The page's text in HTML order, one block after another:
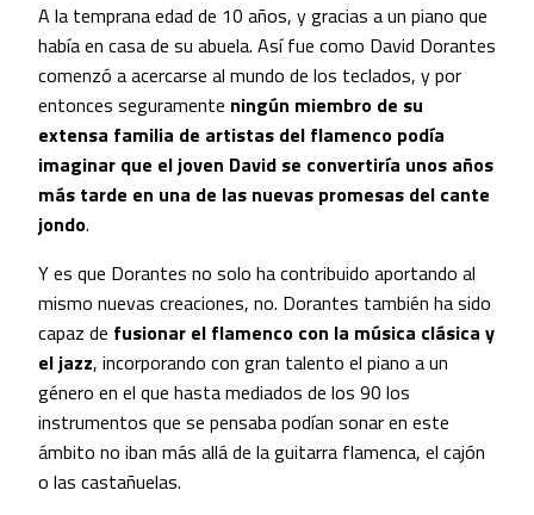
A la temprana edad de 10 años, y gracias a un piano que
había en casa de su abuela. Así fue como David Dorantes
comenzó a acercarse al mundo de los teclados, y por
entonces seguramente ningún miembro de su
extensa familia de artistas del flamenco podía
imaginar que el joven David se convertiría unos años
más tarde en una de las nuevas promesas del cante
jondo.
Y es que Dorantes no solo ha contribuido aportando al
mismo nuevas creaciones, no. Dorantes también ha sido
capaz de fusionar el flamenco con la música clásica y
el jazz, incorporando con gran talento el piano a un
género en el que hasta mediados de los 90 los
instrumentos que se pensaba podían sonar en este
ámbito no iban más allá de la guitarra flamenca, el cajón
o las castañuelas.